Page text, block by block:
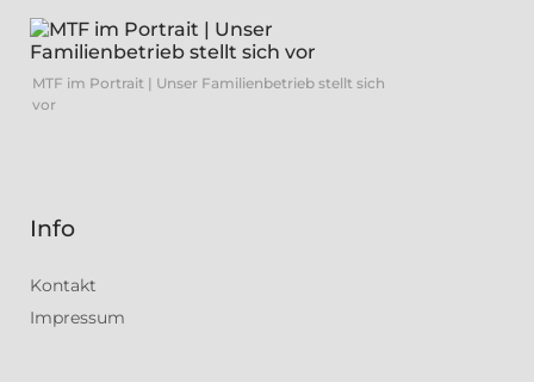
MTF im Portrait | Unser Familienbetrieb stellt sich
vor
Info
Kontakt
Impressum